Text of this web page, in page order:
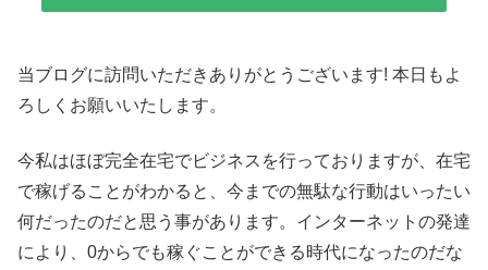
当ブログに訪問いただきありがとうございます! 本日もよ
ろしくお願いいたします。
今私はほぼ完全在宅でビジネスを行っておりますが、在宅
で稼げることがわかると、今までの無駄な行動はいったい
何だったのだと思う事があります。インターネットの発達
により、0からでも稼ぐことができる時代になったのだな